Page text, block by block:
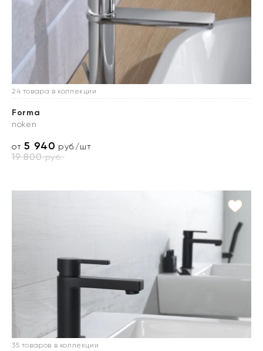
24 товара в коллекции
Forma
noken
от5 940 руб./шт
19 800руб.
35 товаров в коллекции